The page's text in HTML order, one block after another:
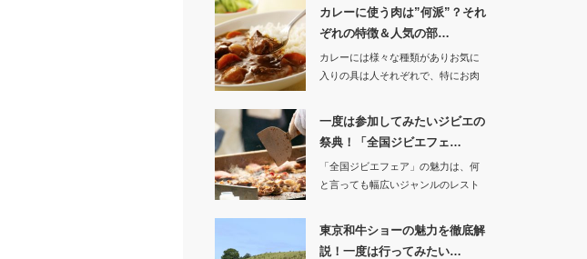
カレーに使う肉は”何派”？それ
ぞれの特徴＆人気の部…
カレーには様々な種類がありお気に
入りの具は人それぞれで、特にお肉
一度は参加してみたいジビエの
祭典！「全国ジビエフェ…
「全国ジビエフェア」の魅力は、何
と言っても幅広いジャンルのレスト
東京和牛ショーの魅力を徹底解
説！一度は行ってみたい…